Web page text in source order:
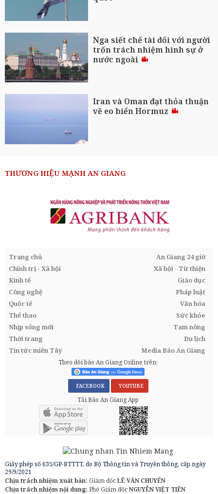
Nga siết chế tài đối với người
trốn trách nhiệm hình sự ở
nước ngoài
Iran và Oman đạt thỏa thuận
về eo biển Hormuz
THƯƠNG HIỆU MẠNH AN GIANG
Trang chủ
An Giang 24 giờ
Chính trị - Xã hội
Xã hội - Từ thiện
Kinh tế
Giáo dục
Công nghệ
Pháp luật
Quốc tế
Văn hóa
Thể thao
Sức khỏe
Nhịp sống mới
Tam nông
Thời trang
Du lịch
Tin tức miền Tây
Media Báo An Giang
Theo dõi báo An Giang Online trên:
FACEBOOK YOUTUBE
Tải Báo An Giang App
Giấy phép số 635/GP-BTTTT, do Bộ Thông tin và Truyền thông, cấp ngày
29/9/2021
Chịu trách nhiệm xuất bản: Giám đốcLÊ VĂN CHUYỂN
Chịu trách nhiệm nội dung: Phó Giám đốcNGUYỄN VIỆT TIẾN